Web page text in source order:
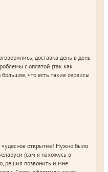
доставка день в день
с оплатой (так как
что есть такие сервисы
чудесное открытие! Нужно было
(сам я нахожусь в
решил позвонить и мне